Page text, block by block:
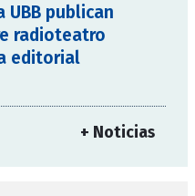
UBB publican
radioteatro
editorial
+ Noticias